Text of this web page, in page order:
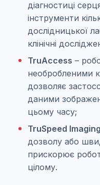
діагностиці
інструменти
дослідницької
клінічні
TruAccess –
необробленими
дозволяє
даними
цьому часу;
TruSpeed Imaging
дозволу або
прискорює
цілому.